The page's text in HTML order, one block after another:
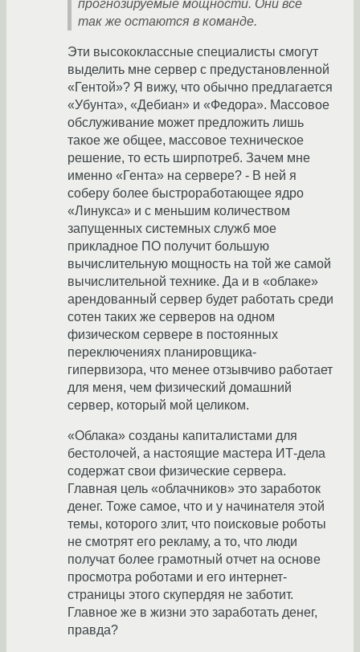
прогнозируемые мощности. Они все
так же остаются в команде.
Эти высококлассные специалисты смогут
выделить мне сервер с предустановленной
«Гентой»? Я вижу, что обычно предлагается
«Убунта», «Дебиан» и «Федора». Массовое
обслуживание может предложить лишь
такое же общее, массовое техническое
решение, то есть ширпотреб. Зачем мне
именно «Гента» на сервере? - В ней я
соберу более быстроработающее ядро
«Линукса» и с меньшим количеством
запущенных системных служб мое
прикладное ПО получит большую
вычислительную мощность на той же самой
вычислительной технике. Да и в «облаке»
арендованный сервер будет работать среди
сотен таких же серверов на одном
физическом сервере в постоянных
переключениях планировщика-
гипервизора, что менее отзывчиво работает
для меня, чем физический домашний
сервер, который мой целиком.
«Облака» созданы капиталистами для
бестолочей, а настоящие мастера ИТ-дела
содержат свои физические сервера.
Главная цель «облачников» это заработок
денег. Тоже самое, что и у начинателя этой
темы, которого злит, что поисковые роботы
не смотрят его рекламу, а то, что люди
получат более грамотный отчет на основе
просмотра роботами и его интернет-
страницы этого скупердяя не заботит.
Главное же в жизни это заработать денег,
правда?